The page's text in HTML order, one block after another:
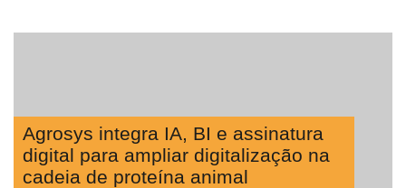
Agrosys integra IA, BI e assinatura
digital para ampliar digitalização na
cadeia de proteína animal